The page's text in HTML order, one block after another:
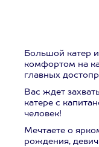
Большой катер
комфортом на
главных
Вас ждет
катере с
человек!
Мечтаете о
рождения,